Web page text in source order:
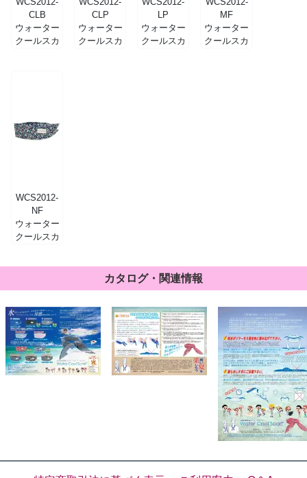
CLB
ウォーター
クールスカ
CLP
ウォーター
クールスカ
LP
ウォーター
クールスカ
MF
ウォーター
クールスカ
WCS2012-
NF
ウォーター
クールスカ
カタログ・関連情報